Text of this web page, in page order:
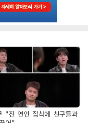
"전 연인 집착에 친구들과